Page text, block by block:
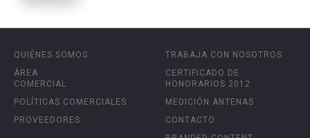
QUIÉNES SOMOS
ÁREA
COMERCIAL
POLÍTICAS COMERCIALES
PROVEEDORES
TRABAJA CON NOSOTROS
CERTIFICADO DE
HONORARIOS 2012
MEDICIÓN ANTENAS
CONTACTO